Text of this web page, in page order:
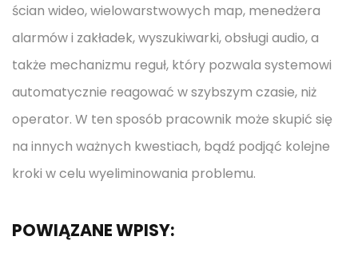
ścian wideo, wielowarstwowych map, menedżera
alarmów i zakładek, wyszukiwarki, obsługi audio, a
także mechanizmu reguł, który pozwala systemowi
automatycznie reagować w szybszym czasie, niż
operator. W ten sposób pracownik może skupić się
na innych ważnych kwestiach, bądź podjąć kolejne
kroki w celu wyeliminowania problemu.
POWIĄZANE WPISY: